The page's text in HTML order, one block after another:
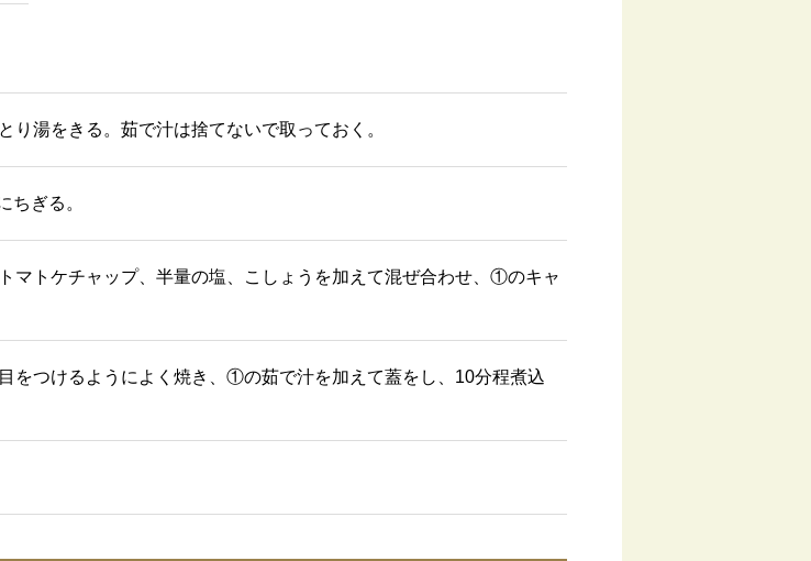
湯をきる。茹で汁は捨てないで取っておく。
ちぎる。
マトケチャップ、半量の塩、こしょうを加えて混ぜ合わせ、①のキャ
をつけるようによく焼き、①の茹で汁を加えて蓋をし、10分程煮込